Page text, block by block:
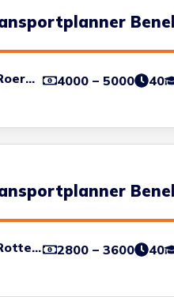
Roermond 4000 – 5000 40
Rotterdam 2800 – 3600 40